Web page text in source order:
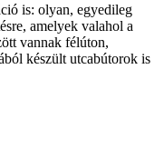
is: olyan, egyedileg
amelyek valahol a
vannak félúton,
készült utcabútorok is